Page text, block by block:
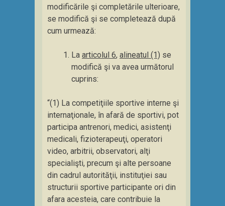
modificările şi completările ulterioare,
se modifică şi se completează după
cum urmează:
La articolul 6, alineatul (1) se
modifică şi va avea următorul
cuprins:
“(1) La competiţiile sportive interne şi
internaţionale, în afară de sportivi, pot
participa antrenori, medici, asistenţi
medicali, fizioterapeuţi, operatori
video, arbitrii, observatori, alţi
specialişti, precum şi alte persoane
din cadrul autorităţii, instituţiei sau
structurii sportive participante ori din
afara acesteia, care contribuie la